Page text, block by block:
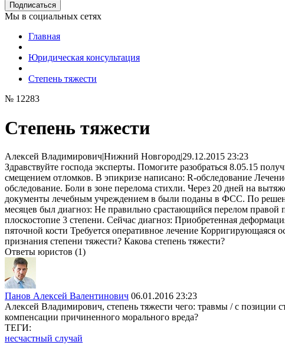
Подписаться
Мы в социальных сетях
Главная
Юридическая консультация
Степень тяжести
№ 12283
Степень тяжести
Алексей Владимирович|Нижний Новгород|29.12.2015 23:23
Здравствуйте господа эксперты. Помогите разобраться 8.05.15
смещением отломков. В эпикризе написано: R-обследование
обследование. Боли в зоне перелома стихли. Через 20 дней на
документы лечебным учреждением в были поданы в ФСС. По
месяцев был диагноз: Не правильно срастающийся перелом правой
плоскостопие 3 степени. Сейчас диагноз: Приобретенная
пяточной кости Требуется оперативное лечение Корригирующаяся
признания степени тяжести? Какова степень тяжести?
Ответы юристов (1)
Панов Алексей Валентинович 06.01.2016 23:23
Алексей Владимирович, степень тяжести чего: травмы / с позиции
компенсации причиненного морального вреда?
ТЕГИ:
несчастный случай